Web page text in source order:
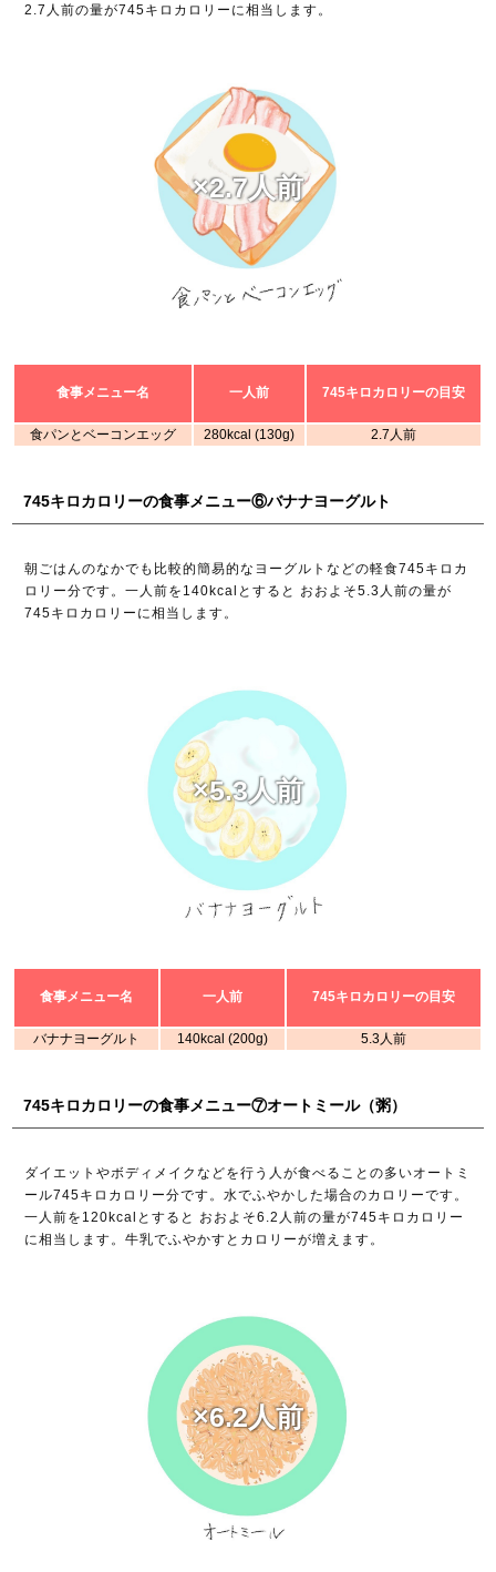
2.7人前の量が745キロカロリーに相当します。
×2.7人前
食事メニュー名 一人前 745キロカロリーの目安
食パンとベーコンエッグ 280kcal (130g) 2.7人前
745キロカロリーの食事メニュー⑥バナナヨーグルト
朝ごはんのなかでも比較的簡易的なヨーグルトなどの軽食745キロカ
ロリー分です。一人前を140kcalとすると おおよそ5.3人前の量が
745キロカロリーに相当します。
×5.3人前
食事メニュー名 一人前 745キロカロリーの目安
バナナヨーグルト 140kcal (200g) 5.3人前
745キロカロリーの食事メニュー⑦オートミール（粥）
ダイエットやボディメイクなどを行う人が食べることの多いオートミ
ール745キロカロリー分です。水でふやかした場合のカロリーです。
一人前を120kcalとすると おおよそ6.2人前の量が745キロカロリー
に相当します。牛乳でふやかすとカロリーが増えます。
×6.2人前